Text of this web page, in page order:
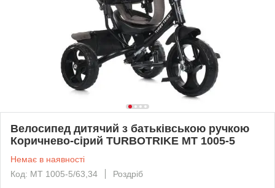
Велосипед дитячий з батьківською ручкою
Коричнево-сірий TURBOTRIKE MT 1005-5
Немає в наявності
Код: MT 1005-5/63,34
Роздріб